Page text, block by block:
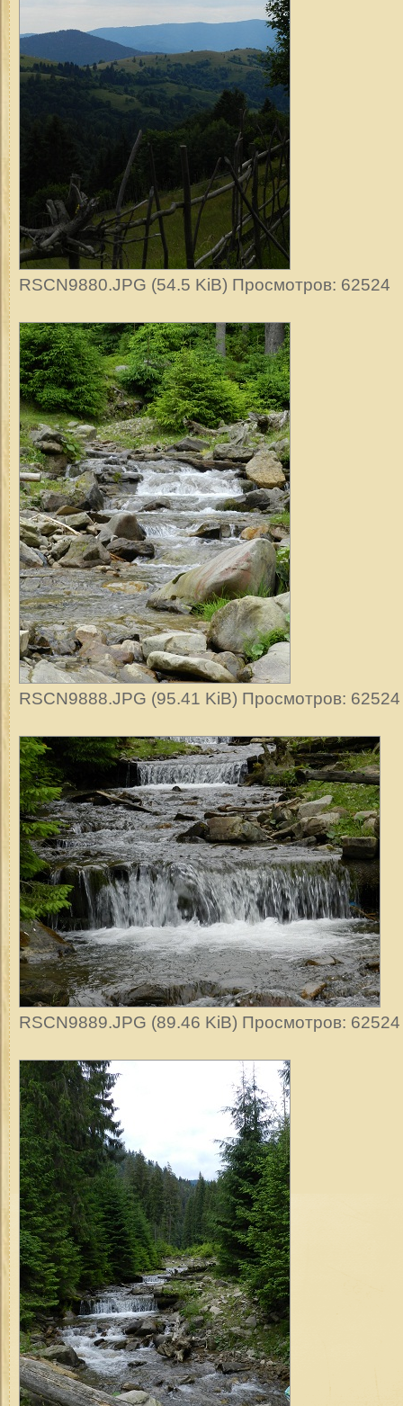
RSCN9880.JPG (54.5 KiB) Просмотров: 62524
RSCN9888.JPG (95.41 KiB) Просмотров: 62524
RSCN9889.JPG (89.46 KiB) Просмотров: 62524